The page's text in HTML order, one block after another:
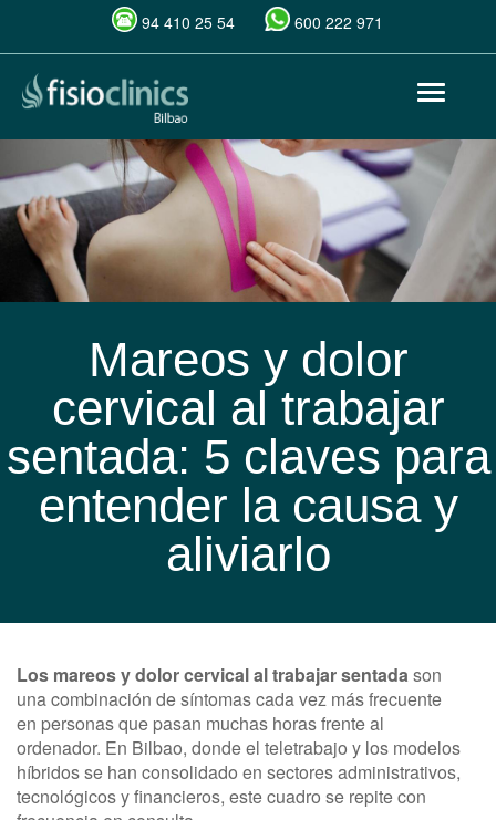
Pasar
contenido
principal
94 410 25 54 600 222 971
Toggle
Mareos y dolor
cervical al trabajar
sentada: 5 claves para
entender la causa y
aliviarlo
Los mareos y dolor cervical al trabajar sentadason
una combinación de síntomas cada vez más frecuente
en personas que pasan muchas horas frente al
ordenador. En Bilbao, donde el teletrabajo y los modelos
híbridos se han consolidado en sectores administrativos,
tecnológicos y financieros, este cuadro se repite con